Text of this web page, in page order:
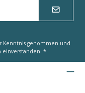
Kenntnis genommen und
*